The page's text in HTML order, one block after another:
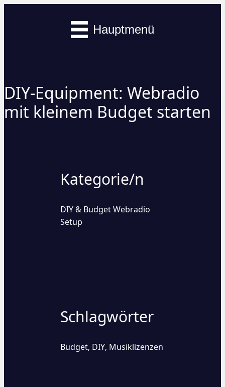
Hauptmenü
DIY-Equipment: Webradio
mit kleinem Budget starten
Kategorie/n
DIY & Budget Webradio
Setup
Schlagwörter
Budget, DIY, Musiklizenzen